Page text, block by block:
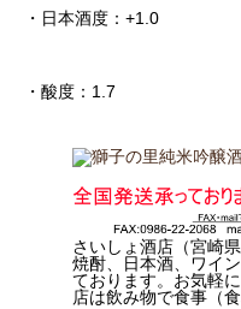
・日本酒度：+1.0
・酸度：1.7
さいしょ酒店（宮崎
焼酎、日本酒、ワイ
ております。お気軽
店は飲み物で食事（